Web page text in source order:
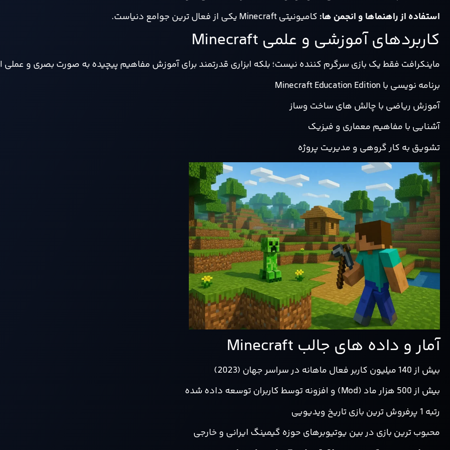
استفاده از راهنماها و انجمن ها: کامیونیتی Minecraft یکی از فعال ترین جوامع دنیاست.
کاربردهای آموزشی و علمی Minecraft
ماینکرافت فقط یک بازی سرگرم کننده نیست؛ بلکه ابزاری قدرتمند برای آموزش مفاهیم پیچیده به صورت بصری و
برنامه نویسی با Minecraft Education Edition
آموزش ریاضی با چالش های ساخت وساز
آشنایی با مفاهیم معماری و فیزیک
تشویق به کار گروهی و مدیریت پروژه
آمار و داده های جالب Minecraft
بیش از 140 میلیون کاربر فعال ماهانه در سراسر جهان (2023)
بیش از 500 هزار ماد (Mod) و افزونه توسط کاربران توسعه داده شده
رتبه 1 پرفروش ترین بازی تاریخ ویدیویی
محبوب ترین بازی در بین یوتیوبرهای حوزه گیمینگ ایرانی و خارجی